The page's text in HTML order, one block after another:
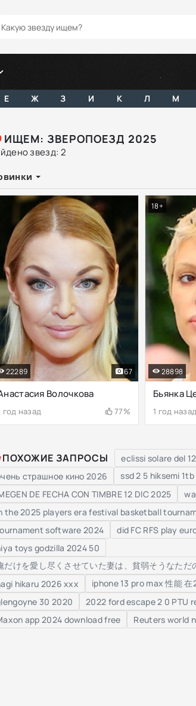
Е Ж З И К Л М
ИЩЕМ: ЗВЕРОПОЕЗД 2025
звезд: 2
Волочкова
год назад 77%
22289 67
Бьянка
1 год назад
28898
18+
ПОХОЖИЕ ЗАПРОСЫ eclissi solare del
страшное кино 2026
ssd 2 5 hiksemi
DE FECHA CON TIMBRE 12 DIC 2025
the 2025 players era festival basketball
software 2024
did FC RFS play
toys godzilla 2024 50
だけを愛し尽くさせていた妻は、貧弱そうなた
hikaru 2026 xxx
iphone 13 pro max 性能
30 2020
2022 ford escape 2 0 PTU
app 2024 download free
Reuters world